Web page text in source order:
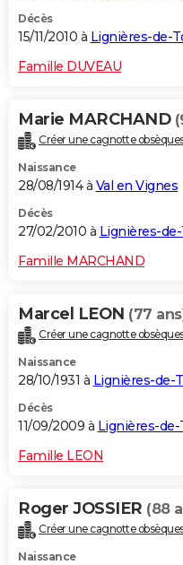
Décès
15/11/2010 à Lignières-de-
Famille DUVEAU
Marie MARCHAND
Créer une cagnotte
Naissance
28/08/1914 à Val en Vignes
Décès
27/02/2010 à Lignières-
Famille MARCHAND
Marcel LEON (77
Créer une cagnotte
Naissance
28/10/1931 à Lignières-de-
Décès
11/09/2009 à Lignières-de-
Famille LEON
Roger JOSSIER (88
Créer une cagnotte
Naissance